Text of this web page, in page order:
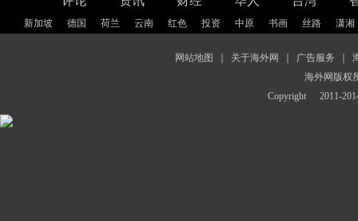
新加坡 德国 荷兰 云南 红色 投资 中原 书画 丝路 潇湘
网站地图 关于海外网 广告服务
海外网版权
Copyright
2011-